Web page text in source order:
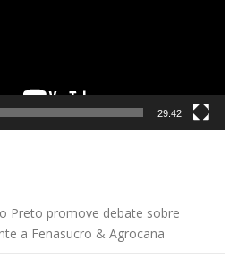
29:42
Preto promove debate sobre
a Fenasucro & Agrocana